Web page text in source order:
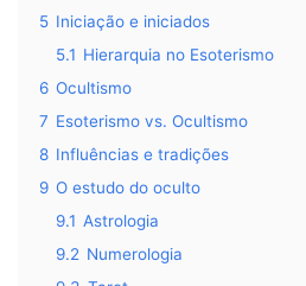
5 Iniciação e iniciados
5.1 Hierarquia no Esoterismo
6 Ocultismo
7 Esoterismo vs. Ocultismo
8 Influências e tradições
9 O estudo do oculto
9.1 Astrologia
9.2 Numerologia